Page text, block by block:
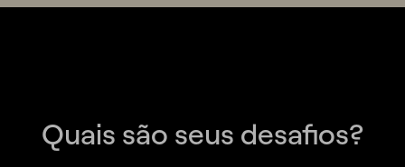
Quais são seus desafios?